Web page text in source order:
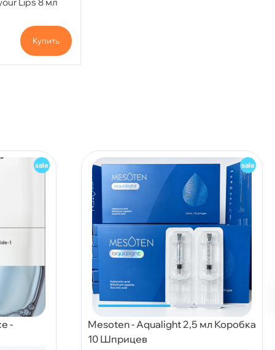
Купить
-
Mesoten - Aqualight 2,5 мл Коробка
10 Шприцев